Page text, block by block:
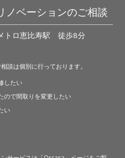
ノベーションのご相談
トロ恵比寿駅 徒歩8分
談は個別に行っております。
したい
ので間取りを変更したい
い